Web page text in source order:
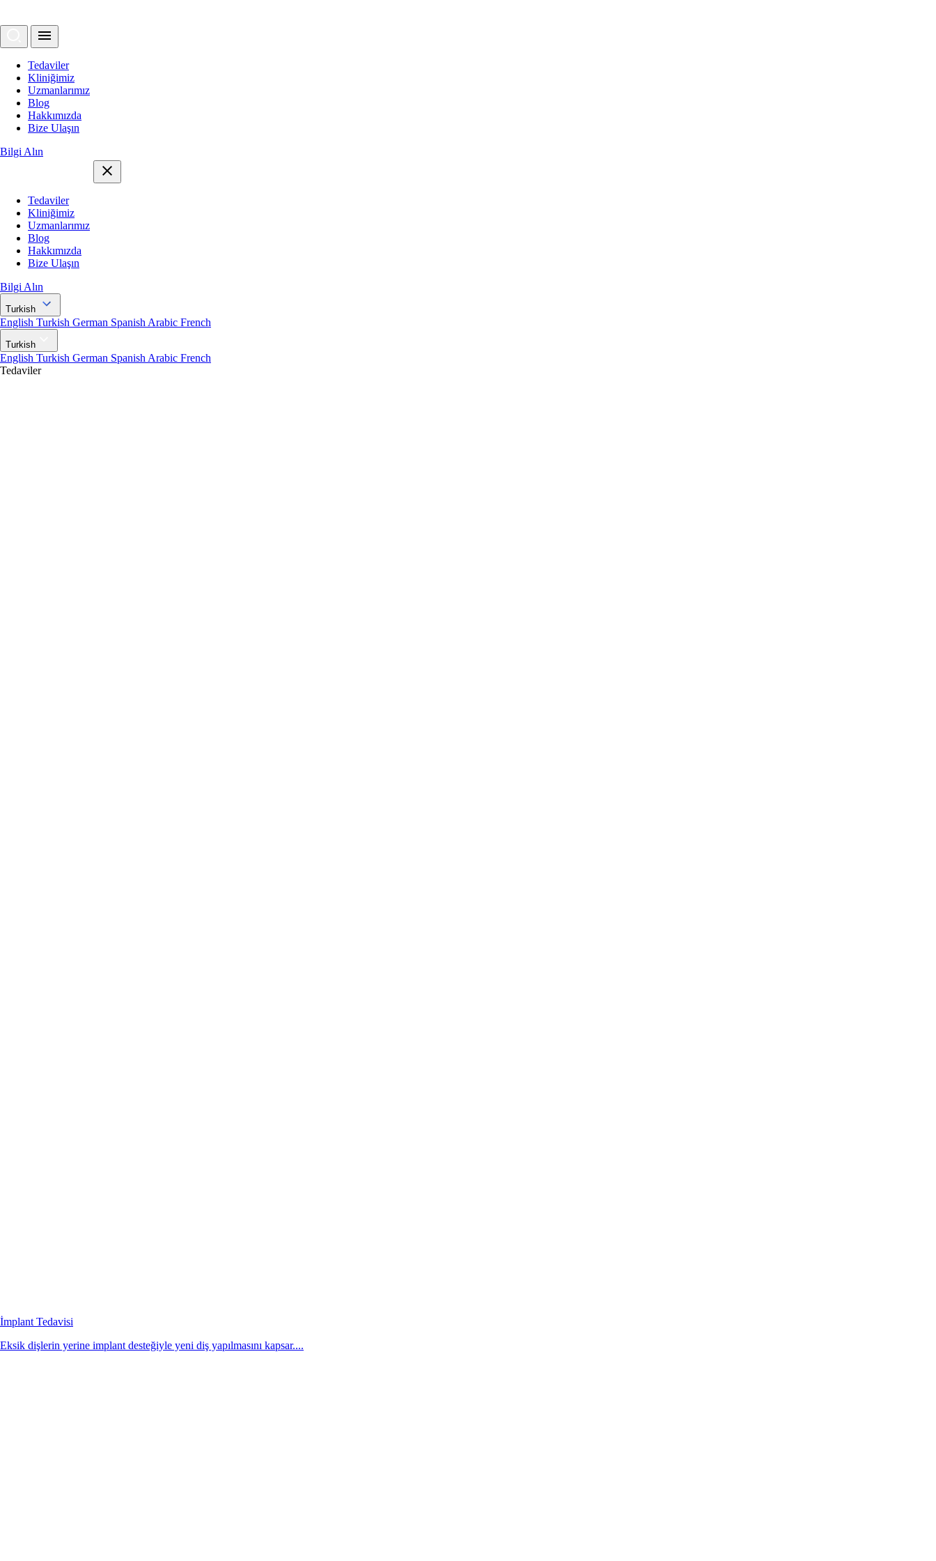
Tedaviler
Kliniğimiz
Uzmanlarımız
Blog
Hakkımızda
Bize Ulaşın
Bilgi Alın
Tedaviler
Kliniğimiz
Uzmanlarımız
Blog
Hakkımızda
Bize Ulaşın
Bilgi Alın
Turkish
English Turkish German Spanish Arabic French
Turkish
English Turkish German Spanish Arabic French
Tedaviler
İmplant Tedavisi
Eksik dişlerin yerine implant desteğiyle yeni diş yapılmasını kapsar....